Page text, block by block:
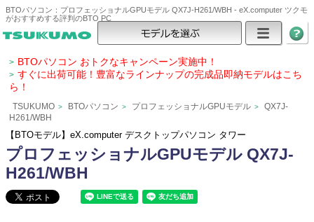
BTOパソコン：プロフェッショナルGPUモデル QX7J-H261/WBH - eX.computer ツクモ
がおすすめする評判のBTO PC
> BTOパソコン おトクなキャンペーン実施中！
> すぐに出荷可能！豊富なラインナップの完成品即納モデルはこち
ら！
TSUKUMO > BTOパソコン > プロフェッショナルGPUモデル >
QX7J-
H261/WBH
【BTOモデル】eX.computer デスクトップパソコン タワー
プロフェッショナルGPUモデル QX7J-
H261/WBH